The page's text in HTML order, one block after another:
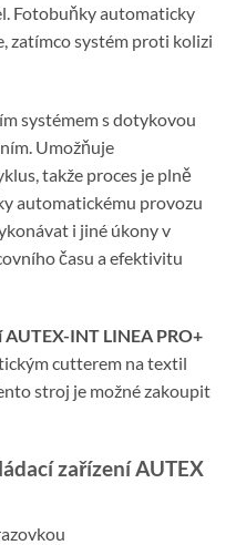
Fotobuňky automaticky
zatímco systém proti kolizi
systémem s dotykovou
Umožňuje
takže proces je plně
automatickému provozu
i jiné úkony v
času a efektivitu
INT LINEA PRO+
cutterem na textil
stroj je možné zakoupit
zařízení AUTEX